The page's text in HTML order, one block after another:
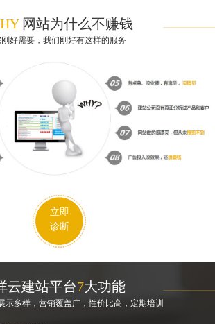
网站为什么不赚钱
好需要，我们刚好有这样的服务
立即
诊断
云建站平台7大功能
示多样，营销覆盖广，性价比高，定期培训